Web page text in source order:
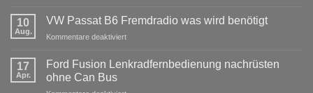
zu
3er
Radio
Tausch
1
10
Aug.
VW Passat B6 Fremdradio was wird benötigt
Kommentare deaktiviertfür
Passat
17
Apr.
Ford Fusion Lenkradfernbedienung nachrüsten
ohne Can Bus